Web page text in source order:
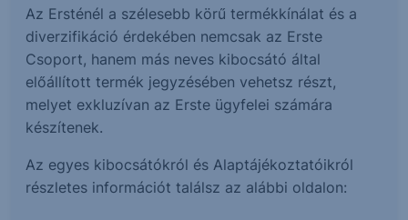
Az Ersténél a szélesebb körű termékkínálat és a
diverzifikáció érdekében nemcsak az Erste
Csoport, hanem más neves kibocsátó által
előállított termék jegyzésében vehetsz részt,
melyet exkluzívan az Erste ügyfelei számára
készítenek.
Az egyes kibocsátókról és Alaptájékoztatóikról
részletes információt találsz az alábbi oldalon: